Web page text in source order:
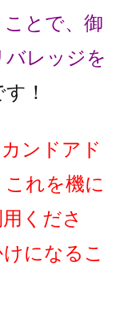
とで、 御
レッジを
！
ンドアド
れを機に
くださ
になるこ